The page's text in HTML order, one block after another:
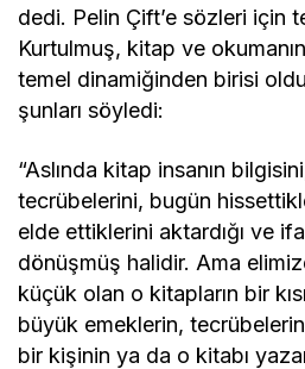
dedi. Pelin Çift’e sözleri için
Kurtulmuş, kitap ve
temel dinamiğinden birisi
şunları söyledi:
“Aslında kitap insanın
tecrübelerini, bugün
elde ettiklerini aktardığı ve
dönüşmüş halidir. Ama
küçük olan o kitapların bir
büyük emeklerin,
bir kişinin ya da o kitabı